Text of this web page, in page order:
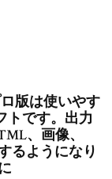
版は使いやす
トです。出力
、画像、
るようになり